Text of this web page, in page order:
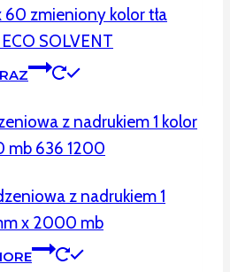
60 zmieniony kolor tła
SOLVENT
z nadrukiem 1
x 2000 mb